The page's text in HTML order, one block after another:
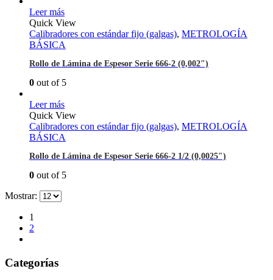
Leer más
Quick View
Calibradores con estándar fijo (galgas), METROLOGÍA
BÁSICA
Rollo de Lámina de Espesor Serie 666-2 (0,002″)
0 out of 5
Leer más
Quick View
Calibradores con estándar fijo (galgas), METROLOGÍA
BÁSICA
Rollo de Lámina de Espesor Serie 666-2 1/2 (0,0025″)
0 out of 5
Mostrar:
1
2
Categorías